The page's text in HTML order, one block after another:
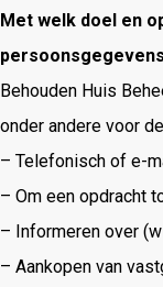
Met welk doel en
Behouden Huis
onder andere voor
– Telefonisch of e-
– Om een opdracht
– Informeren over
– Aankopen van